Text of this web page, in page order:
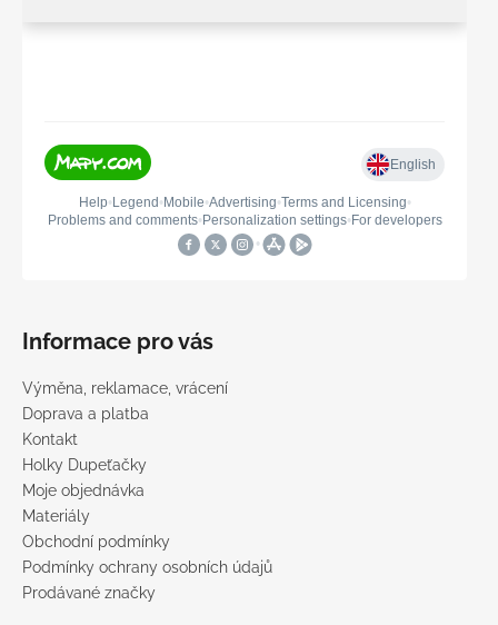
Informace pro vás
Výměna, reklamace, vrácení
Doprava a platba
Kontakt
Holky Dupeťačky
Moje objednávka
Materiály
Obchodní podmínky
Podmínky ochrany osobních údajů
Prodávané značky